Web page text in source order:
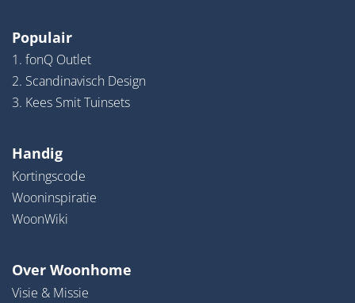
Populair
1. fonQ Outlet
2. Scandinavisch Design
3. Kees Smit Tuinsets
Handig
Kortingscode
Wooninspiratie
WoonWiki
Over Woonhome
Visie & Missie